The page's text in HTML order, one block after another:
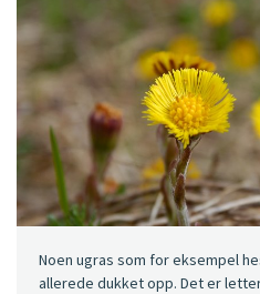
Noen ugras som for eksempel
allerede dukket opp. Det er